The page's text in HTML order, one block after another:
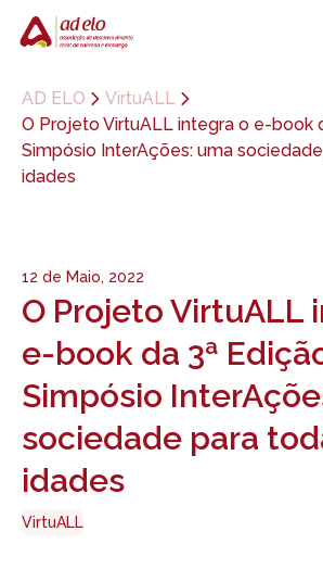
content
AD ELO
VirtuALL
O Projeto VirtuALL integra o e-book
Simpósio InterAções: uma
idades
12 de Maio, 2022
O Projeto VirtuALL
e-book da 3ª
Simpósio
sociedade para
idades
VirtuALL